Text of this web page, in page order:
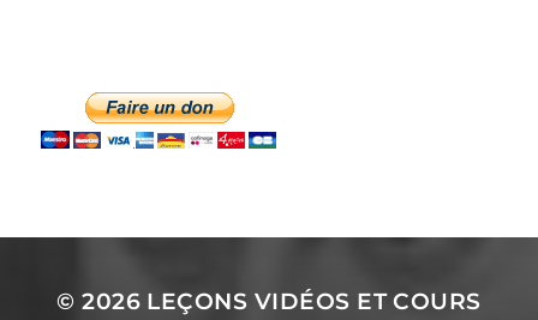
© 2026 LEÇONS VIDÉOS ET COURS